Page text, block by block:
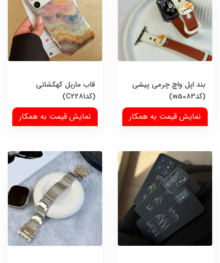
بند اپل واچ چرمی پیشی
(کدw5083)
نمایش قیمت به همکار
قاب ماربل کهکشانی
(کدC2281)
نمایش قیمت به همکار